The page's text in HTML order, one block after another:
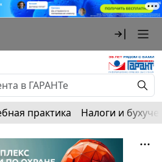
практика Налоги и